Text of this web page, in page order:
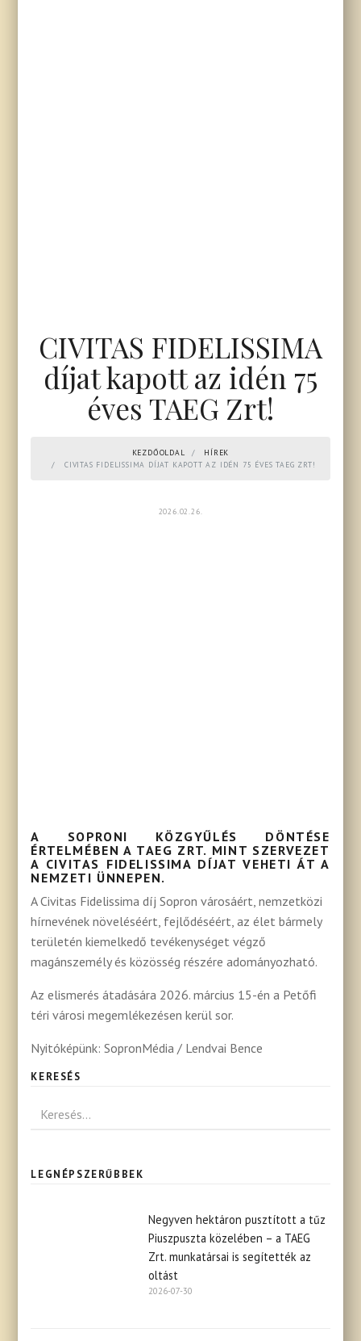
CIVITAS FIDELISSIMA
díjat kapott az idén 75
éves TAEG Zrt!
KEZDŐOLDAL
HÍREK
CIVITAS FIDELISSIMA DÍJAT KAPOTT AZ IDÉN 75 ÉVES TAEG ZRT!
2026.02.26.
A SOPRONI KÖZGYŰLÉS DÖNTÉSE
ÉRTELMÉBEN A TAEG ZRT. MINT SZERVEZET
A CIVITAS FIDELISSIMA DÍJAT VEHETI ÁT A
NEMZETI ÜNNEPEN.
A Civitas Fidelissima díj Sopron városáért, nemzetközi
hírnevének növeléséért, fejlődéséért, az élet bármely
területén kiemelkedő tevékenységet végző
magánszemély és közösség részére adományozható.
Az elismerés átadására 2026. március 15-én a Petőfi
téri városi megemlékezésen kerül sor.
Nyitóképünk: SopronMédia / Lendvai Bence
KERESÉS
LEGNÉPSZERŰBBEK
Negyven hektáron pusztított a tűz
Piuszpuszta közelében – a TAEG
Zrt. munkatársai is segítették az
oltást
2026-07-30